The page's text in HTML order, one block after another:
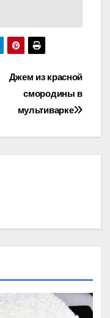
Джем из красной
смородины в
мультиварке